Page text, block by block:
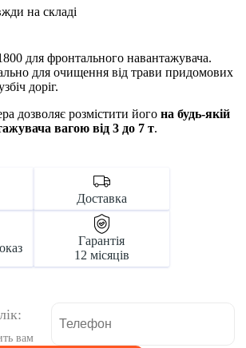
на складі
для фронтального навантажувача.
для очищення від трави придомових
доріг.
дозволяє розмістити його на будь-якій
вагою від 3 до 7 т.
Доставка
Гарантія
12 місяців
вам